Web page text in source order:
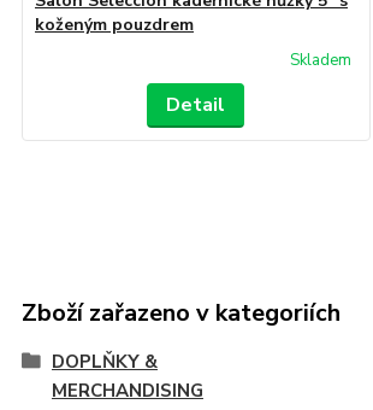
koženým pouzdrem
Skladem
Detail
Zboží zařazeno v kategoriích
DOPLŇKY &
MERCHANDISING